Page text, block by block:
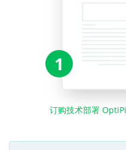
1
订购技术部署